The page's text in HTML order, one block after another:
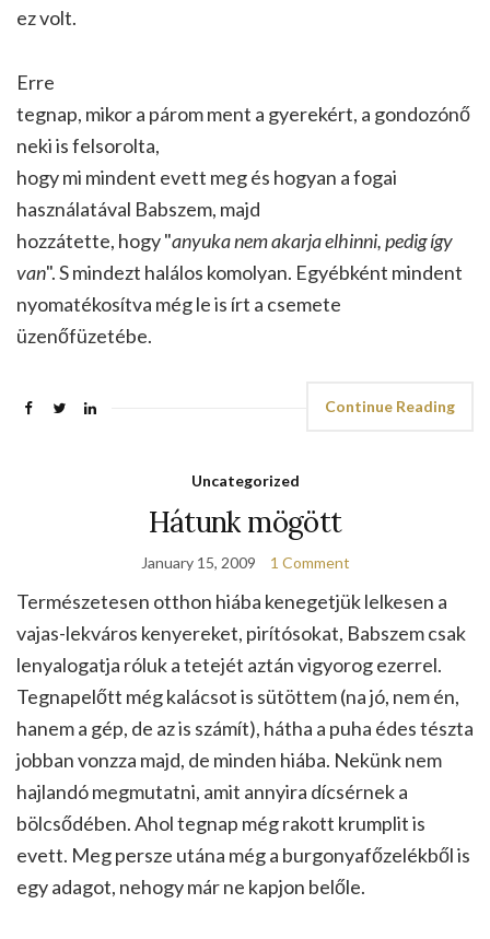
ez volt.
Erre
tegnap, mikor a párom ment a gyerekért, a gondozónő
neki is felsorolta,
hogy mi mindent evett meg és hogyan a fogai
használatával Babszem, majd
hozzátette, hogy "anyuka nem akarja elhinni, pedig így
van". S mindezt halálos komolyan. Egyébként mindent
nyomatékosítva még le is írt a csemete
üzenőfüzetébe.
Continue Reading
Uncategorized
Hátunk mögött
January 15, 2009 1 Comment
Természetesen otthon hiába kenegetjük lelkesen a
vajas-lekváros kenyereket, pirítósokat, Babszem csak
lenyalogatja róluk a tetejét aztán vigyorog ezerrel.
Tegnapelőtt még kalácsot is sütöttem (na jó, nem én,
hanem a gép, de az is számít), hátha a puha édes tészta
jobban vonzza majd, de minden hiába. Nekünk nem
hajlandó megmutatni, amit annyira dícsérnek a
bölcsődében. Ahol tegnap még rakott krumplit is
evett. Meg persze utána még a burgonyafőzelékből is
egy adagot, nehogy már ne kapjon belőle.